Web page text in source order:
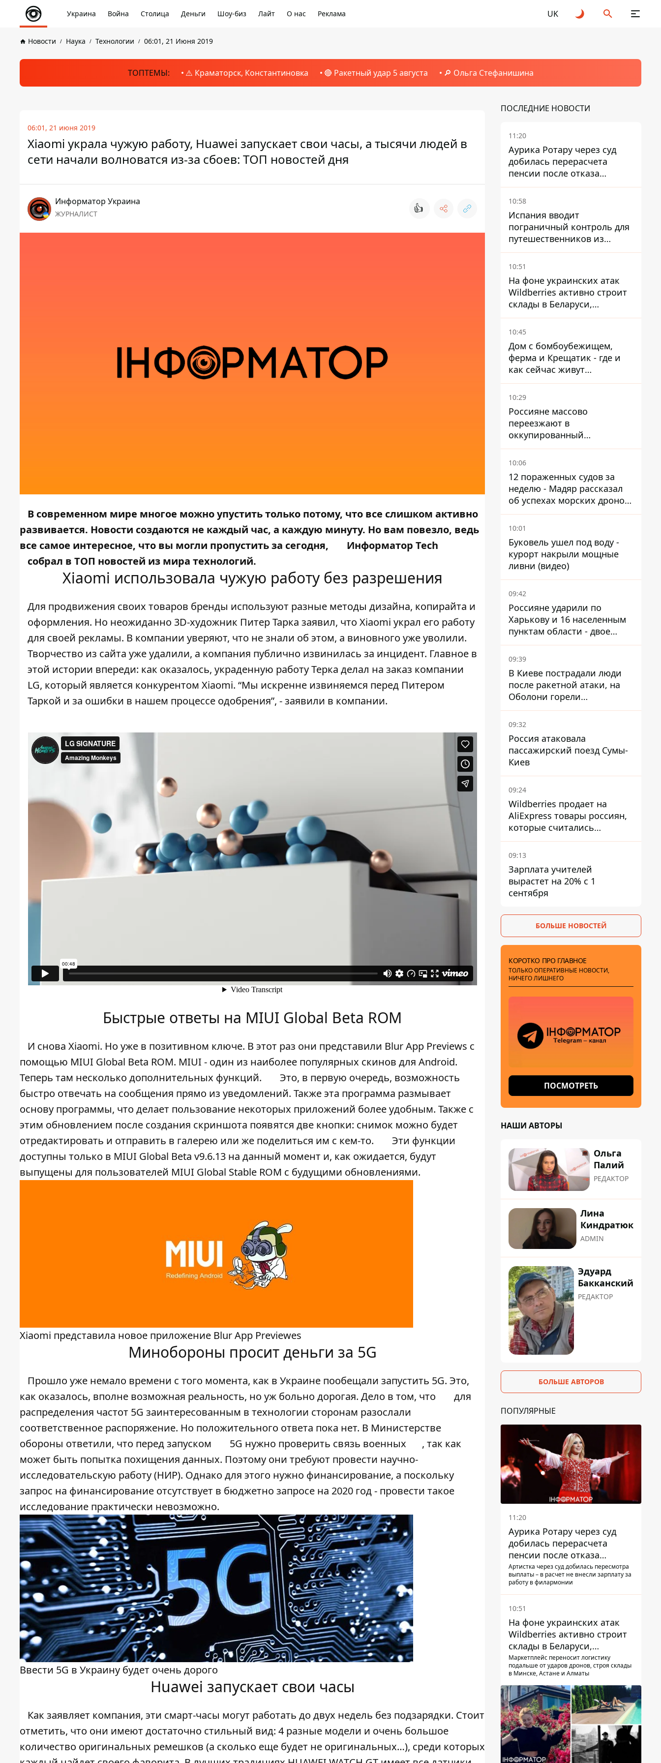
Украина Война Столица Деньги Шоу-биз Лайт О нас Реклама UK
Новости Наука Технологии 06:01, 21 Июня 2019
ТОПТЕМЫ: ⚠️ Краматорск, Константиновка 🔴 Ракетный удар 5 августа 🔎 Ольга Стефанишина
06:01, 21 июня 2019
Xiaomi украла чужую работу, Huawei запускает свои часы, а тысячи людей в
сети начали волноватся из-за сбоев: ТОП новостей дня
Информатор Украина
ЖУРНАЛИСТ 👍
В современном мире многое можно упустить только потому, что все слишком активно
развивается. Новости создаются не каждый час, а каждую минуту. Но вам повезло, ведь
все самое интересное, что вы могли пропустить за сегодня,
Информатор Tech
собрал в ТОП новостей из мира технологий.
Xiaomi использовала чужую работу без разрешения
Для продвижения своих товаров бренды используют разные методы дизайна, копирайта и
оформления. Но неожиданно 3D-художник Питер Тарка заявил, что Xiaomi украл его работу
для своей рекламы. В компании уверяют, что не знали об этом, а виновного уже уволили.
Творчество из сайта уже удалили, а компания публично извинилась за инцидент. Главное в
этой истории впереди: как оказалось, украденную работу Терка делал на заказ компании
LG, который является конкурентом Xiaomi. “Мы искренне извиняемся перед Питером
Таркой и за ошибки в нашем процессе одобрения”, - заявили в компании.
Быстрые ответы на MIUI Global Beta ROM
И снова Xiaomi. Но уже в позитивном ключе. В этот раз они представили Blur App Previews с
помощью MIUI Global Beta ROM. MIUI - один из наиболее популярных скинов для Android.
Теперь там несколько дополнительных функций.
Это, в первую очередь, возможность
быстро отвечать на сообщения прямо из уведомлений. Также эта программа размывает
основу программы, что делает пользование некоторых приложений более удобным. Также с
этим обновлением после создания скриншота появятся две кнопки: снимок можно будет
отредактировать и отправить в галерею или же поделиться им с кем-то.
Эти функции
доступны только в MIUI Global Beta v9.6.13 на данный момент и, как ожидается, будут
выпущены для пользователей MIUI Global Stable ROM с будущими обновлениями.
Xiaomi представила новое приложение Blur App Previewes
Минобороны просит деньги за 5G
Прошло уже немало времени с того момента, как в Украине пообещали запустить 5G. Это,
как оказалось, вполне возможная реальность, но уж больно дорогая. Дело в том, что
для
распределения частот 5G заинтересованным в технологии сторонам разослали
соответственное распоряжение. Но положительного ответа пока нет. В Министерстве
обороны ответили, что перед запуском
5G нужно проверить связь военных
, так как
может быть попытка похищения данных. Поэтому они требуют провести научно-
исследовательскую работу (НИР). Однако для этого нужно финансирование, а поскольку
запрос на финансирование отсутствует в бюджетно запросе на 2020 год - провести такое
исследование практически невозможно.
Ввести 5G в Украину будет очень дорого
Huawei запускает свои часы
Как заявляет компания, эти смарт-часы могут работать до двух недель без подзарядки. Стоит
отметить, что они имеют достаточно стильный вид: 4 разные модели и очень большое
количество оригинальных ремешков (а сколько еще будет не оригинальных…), среди которых
ПОСЛЕДНИЕ НОВОСТИ
11:20
Аурика Ротару через суд
добилась перерасчета
пенсии после отказа
Пенсионного фонда
10:58
Испания вводит
пограничный контроль для
путешественников из
Италии из-за
миграционного конфликта
10:51
На фоне украинских атак
Wildberries активно строит
склады в Беларуси,
Казахстане, Узбекистане
10:45
Дом с бомбоубежищем,
ферма и Крещатик - где и
как сейчас живут
украинские знаменитости
10:29
Россияне массово
переезжают в
оккупированный
Мариуполь, а местных
оставляют без жилья
10:06
12 пораженных судов за
неделю - Мадяр рассказал
об успехах морских дронов
в Черном и Азовском морях
10:01
Буковель ушел под воду -
курорт накрыли мощные
ливни (видео)
09:42
Россияне ударили по
Харькову и 16 населенным
пунктам области - двое
погибших
09:39
В Киеве пострадали люди
после ракетной атаки, на
Оболони горели
резервуары с топливом
09:32
Россия атаковала
пассажирский поезд Сумы-
Киев
09:24
Wildberries продает на
AliExpress товары россиян,
которые считались
уничтоженными на складах
09:13
Зарплата учителей
вырастет на 20% с 1
сентября
БОЛЬШЕ НОВОСТЕЙ
КОРОТКО ПРО ГЛАВНОЕ
ТОЛЬКО ОПЕРАТИВНЫЕ НОВОСТИ,
НИЧЕГО ЛИШНЕГО
ПОСМОТРЕТЬ
НАШИ АВТОРЫ
Ольга
Палий
РЕДАКТОР
Лина
Киндратюк
ADMIN
Эдуард
Бакканский
РЕДАКТОР
БОЛЬШЕ АВТОРОВ
ПОПУЛЯРНЫЕ
11:20
Аурика Ротару через суд
добилась перерасчета
пенсии после отказа
Пенсионного фонда
Артистка через суд добилась пересмотра
выплаты – в расчет не внесли зарплату за
работу в филармонии
10:51
На фоне украинских атак
Wildberries активно строит
склады в Беларуси,
Казахстане, Узбекистане
Маркетплейс переносит логистику
подальше от ударов дронов, строя склады
в Минске, Астане и Алматы